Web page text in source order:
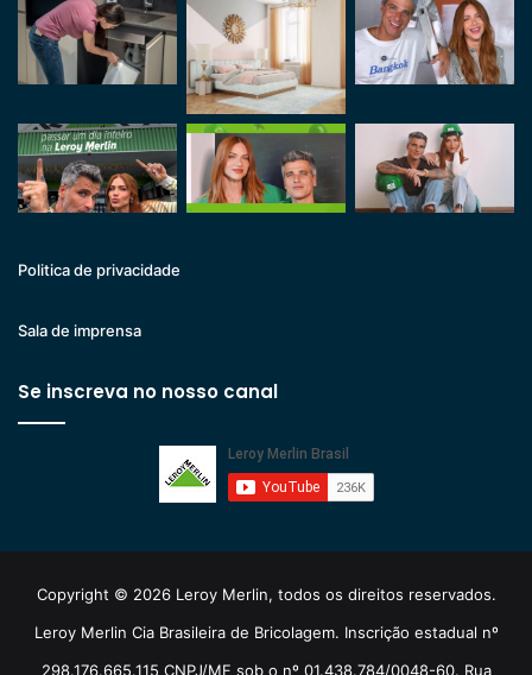
Politica de privacidade
Sala de imprensa
Se inscreva no nosso canal
Copyright © 2026 Leroy Merlin, todos os direitos reservados.
Leroy Merlin Cia Brasileira de Bricolagem. Inscrição estadual nº
298.176.665.115 CNPJ/MF sob o nº 01.438.784/0048-60. Rua